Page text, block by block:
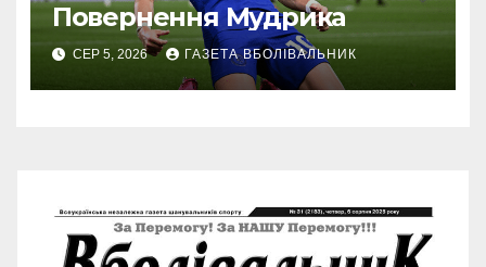
Повернення Мудрика
СЕР 5, 2026 ГАЗЕТА ВБОЛІВАЛЬНИК